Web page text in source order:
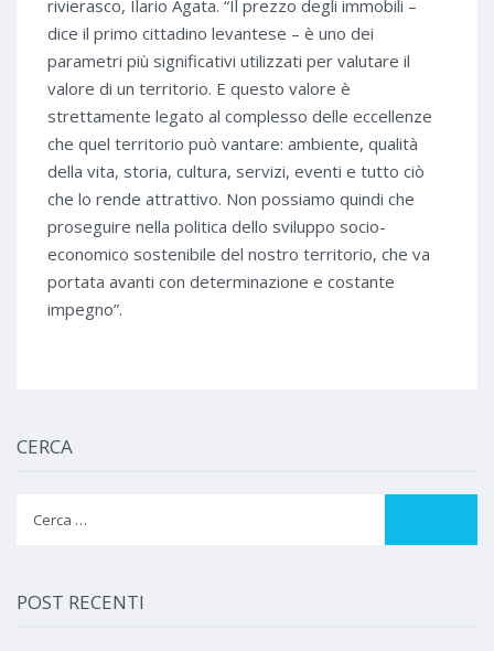
rivierasco, Ilario Agata. “Il prezzo degli immobili –
dice il primo cittadino levantese – è uno dei
parametri più significativi utilizzati per valutare il
valore di un territorio. E questo valore è
strettamente legato al complesso delle eccellenze
che quel territorio può vantare: ambiente, qualità
della vita, storia, cultura, servizi, eventi e tutto ciò
che lo rende attrattivo. Non possiamo quindi che
proseguire nella politica dello sviluppo socio-
economico sostenibile del nostro territorio, che va
portata avanti con determinazione e costante
impegno”.
CERCA
POST RECENTI